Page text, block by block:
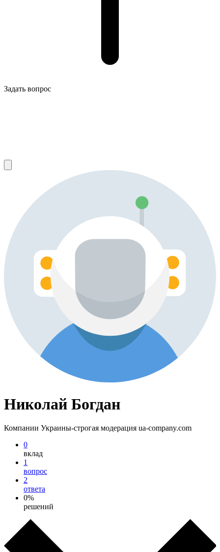
Задать вопрос
Николай Богдан
Компании Украины-строгая модерация ua-company.com
0
вклад
1
вопрос
2
ответа
0%
решений